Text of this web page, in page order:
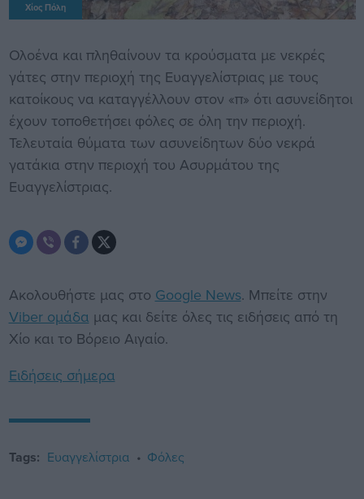
Χίος Πόλη
Ολοένα και πληθαίνουν τα κρούσματα με νεκρές
γάτες στην περιοχή της Ευαγγελίστριας με τους
κατοίκους να καταγγέλλουν στον «π» ότι ασυνείδητοι
έχουν τοποθετήσει φόλες σε όλη την περιοχή.
Τελευταία θύματα των ασυνείδητων δύο νεκρά
γατάκια στην περιοχή του Ασυρμάτου της
Ευαγγελίστριας.
Ακολουθήστε μας στο Google News. Μπείτε στην
Viber ομάδα μας και δείτε όλες τις ειδήσεις από τη
Χίο και το Βόρειο Αιγαίο.
Ειδήσεις σήμερα
Tags: Ευαγγελίστρια Φόλες